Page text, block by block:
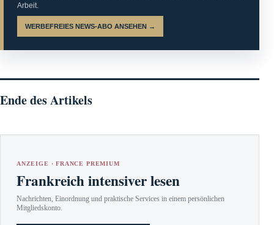
Arbeit.
WERBEFREIES NEWS-ABO ANSEHEN →
Ende des Artikels
ANZEIGE · FRANCE PREMIUM
Frankreich intensiver lesen
Nachrichten, Einordnung und praktische Services in einem persönlichen
Mitgliedskonto.